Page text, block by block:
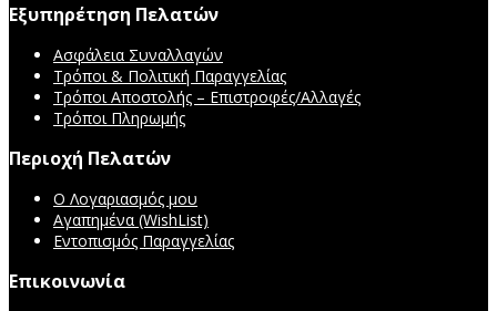
Εξυπηρέτηση Πελατών
Ασφάλεια Συναλλαγών
Τρόποι & Πολιτική Παραγγελίας
Τρόποι Αποστολής – Επιστροφές/Αλλαγές
Τρόποι Πληρωμής
Περιοχή Πελατών
Ο Λογαριασμός μου
Αγαπημένα (WishList)
Εντοπισμός Παραγγελίας
Επικοινωνία